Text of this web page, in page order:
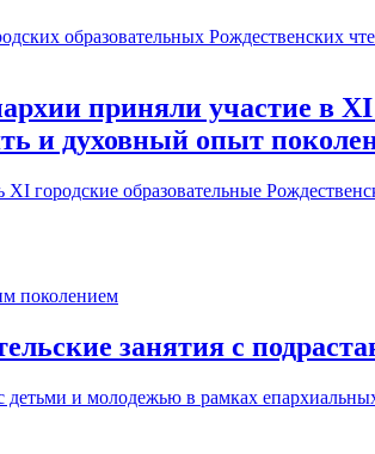
приняли участие в XI
и духовный опыт
городские образовательные
занятия с
и молодежью в рамках